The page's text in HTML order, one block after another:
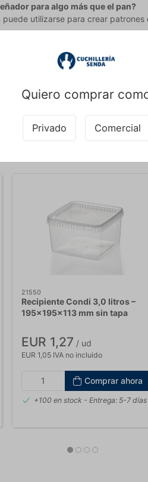
Quiero comprar
Privado Comercial
para algo más que el pan?
puede utilizarse para crear
greñar el pan?
controladas por las que puede
texto y por tanto nos
junto con este
21550
Recipiente Condi 3,0 litros –
195x195x113 mm sin tapa
EUR 1,27 / ud
EUR 1,05 IVA no incluido
Comprar ahora
+100 en stock - Entrega: 5-7 días